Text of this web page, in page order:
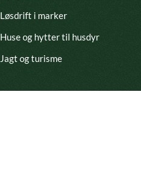
Løsdrift i marker
Huse og hytter til husdyr
Jagt og turisme